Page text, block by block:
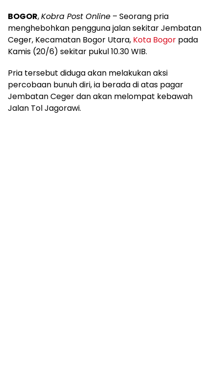
BOGOR,Kobra Post Online – Seorang pria
menghebohkan pengguna jalan sekitar Jembatan
Ceger, Kecamatan Bogor Utara, Kota Bogor pada
Kamis (20/6) sekitar pukul 10.30 WIB.
Pria tersebut diduga akan melakukan aksi
percobaan bunuh diri, ia berada di atas pagar
Jembatan Ceger dan akan melompat kebawah
Jalan Tol Jagorawi.